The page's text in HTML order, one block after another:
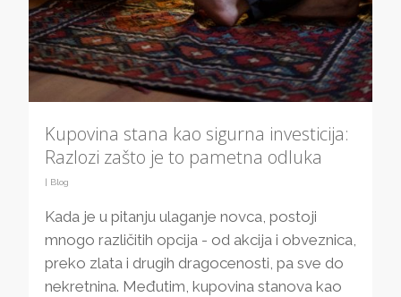
Kupovina stana kao sigurna investicija:
Razlozi zašto je to pametna odluka
| Blog
Kada je u pitanju ulaganje novca, postoji
mnogo različitih opcija - od akcija i obveznica,
preko zlata i drugih dragocenosti, pa sve do
nekretnina. Međutim, kupovina stanova kao